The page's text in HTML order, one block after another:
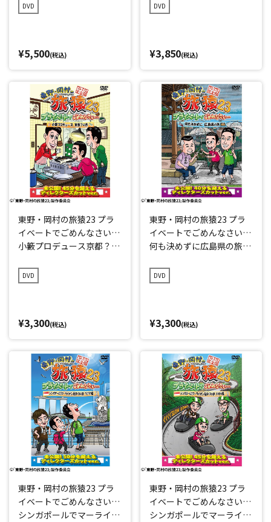
DVD
¥5,500(税込)
DVD
¥3,850(税込)
東野・岡村の旅猿23 プラ
イベートでごめんなさい…
小籔プロデュース京都？の
DVD
¥3,300(税込)
東野・岡村の旅猿23 プラ
イベートでごめんなさい…
何も決めずに広島県の旅
DVD
¥3,300(税込)
東野・岡村の旅猿23 プラ
イベートでごめんなさい…
シンガポールでマーライオ
東野・岡村の旅猿23 プラ
イベートでごめんなさい…
シンガポールでマーライオ